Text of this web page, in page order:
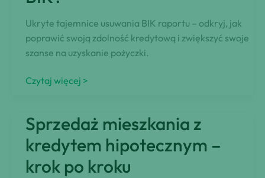
mogę
otrzymać
dotację
na
Ukryte tajemnice usuwania BIK raportu – odkryj, jak
poprawić swoją zdolność kredytową i zwiększyć swoje
szanse na uzyskanie pożyczki.
Jak
raport
BIK?
Czytaj więcej >
Sprzedaż mieszkania z
kredytem hipotecznym –
krok po kroku